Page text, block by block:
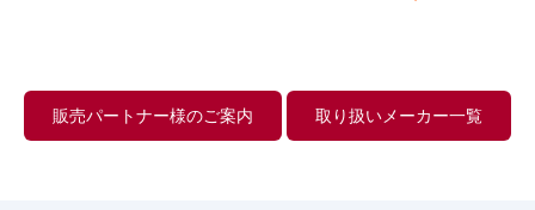
販売パートナー様のご案内 取り扱いメーカー一覧